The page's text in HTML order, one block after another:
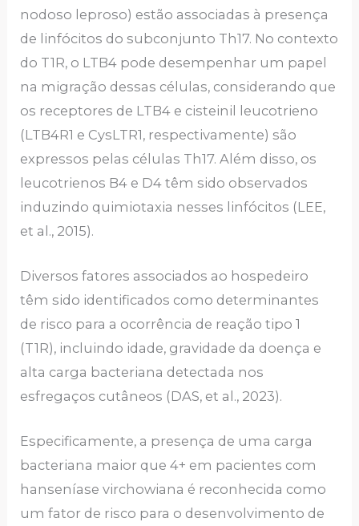
nodoso leproso) estão associadas à presença
de linfócitos do subconjunto Th17. No contexto
do T1R, o LTB4 pode desempenhar um papel
na migração dessas células, considerando que
os receptores de LTB4 e cisteinil leucotrieno
(LTB4R1 e CysLTR1, respectivamente) são
expressos pelas células Th17. Além disso, os
leucotrienos B4 e D4 têm sido observados
induzindo quimiotaxia nesses linfócitos (LEE,
et al., 2015).
Diversos fatores associados ao hospedeiro
têm sido identificados como determinantes
de risco para a ocorrência de reação tipo 1
(T1R), incluindo idade, gravidade da doença e
alta carga bacteriana detectada nos
esfregaços cutâneos (DAS, et al., 2023).
Especificamente, a presença de uma carga
bacteriana maior que 4+ em pacientes com
hanseníase virchowiana é reconhecida como
um fator de risco para o desenvolvimento de